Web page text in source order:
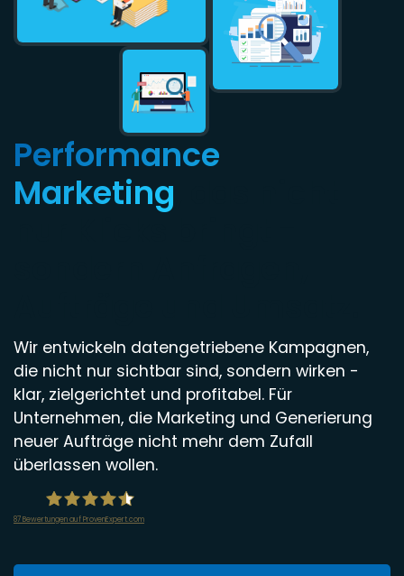
Performance
Marketing
Wir entwickeln datengetriebene Kampagnen,
die nicht nur sichtbar sind, sondern wirken -
klar, zielgerichtet und profitabel. Für
Unternehmen, die Marketing und Generierung
neuer Aufträge nicht mehr dem Zufall
überlassen wollen.
87Bewertungen auf ProvenExpert.com